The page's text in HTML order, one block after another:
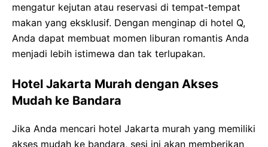
mengatur kejutan atau reservasi di tempat-tempat
makan yang eksklusif. Dengan menginap di hotel Q,
Anda dapat membuat momen liburan romantis Anda
menjadi lebih istimewa dan tak terlupakan.
Hotel Jakarta Murah dengan Akses
Mudah ke Bandara
Jika Anda mencari hotel Jakarta murah yang memiliki
akses mudah ke bandara, sesi ini akan memberikan